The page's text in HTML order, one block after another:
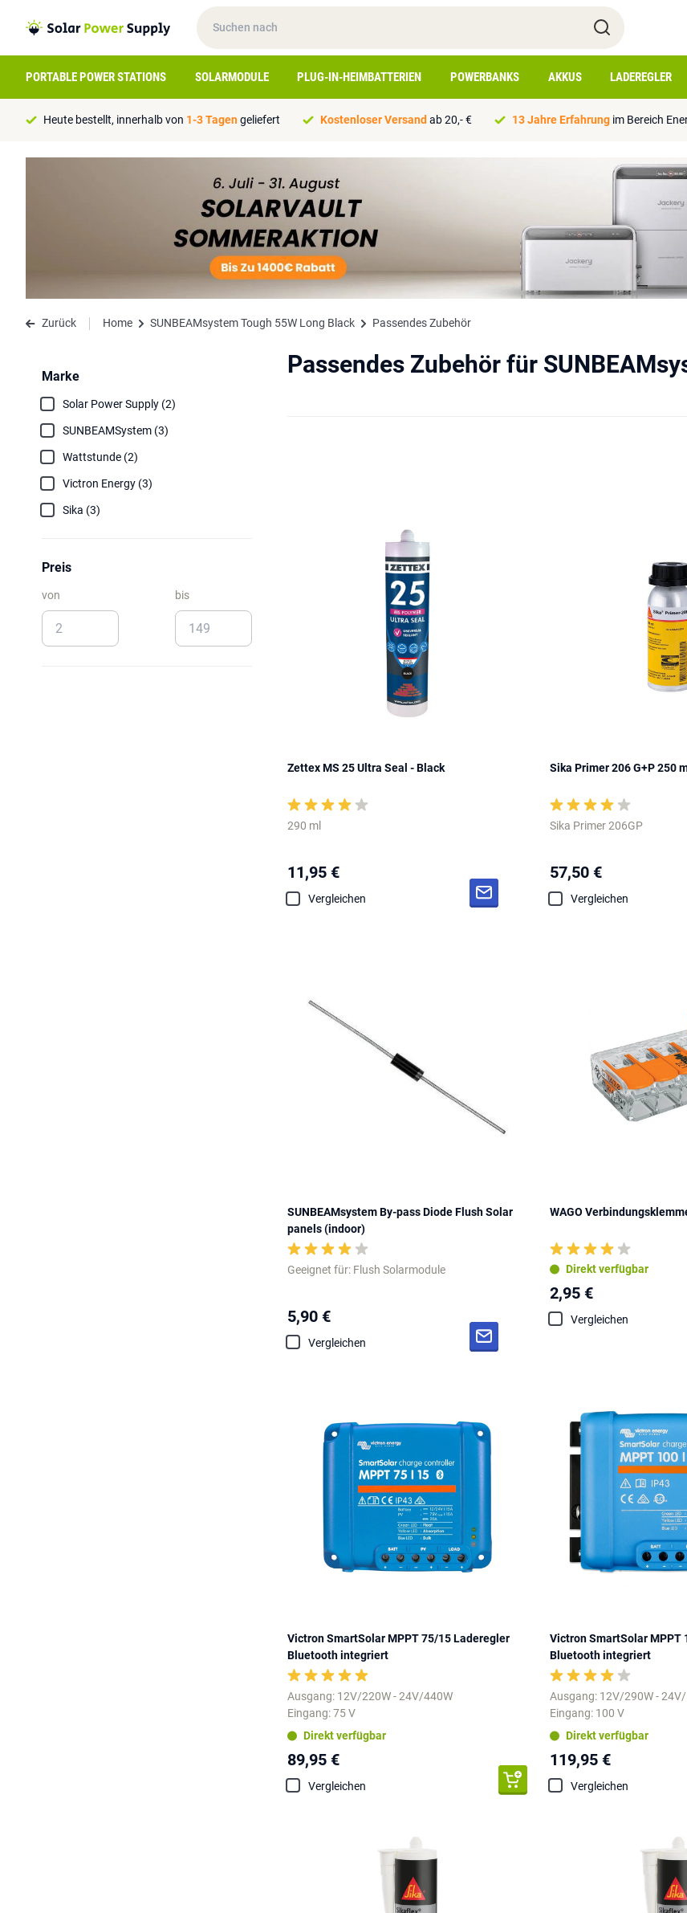
PORTABLE POWER STATIONS SOLARMODULE PLUG-IN-HEIMBATTERIEN POWERBANKS AKKUS LADEREGLER
Heute bestellt, innerhalb von 1-3 Tagengeliefert Kostenloser Versand ab 20,- € 13 Jahre Erfahrung im Bereich
Zurück Home SUNBEAMsystem Tough 55W Long Black Passendes Zubehör
Marke
Solar Power Supply (2)
SUNBEAMSystem (3)
Wattstunde (2)
Victron Energy (3)
Sika (3)
Preis
von bis
Passendes Zubehör für
Zettex MS 25 Ultra Seal - Black
290 ml
11,95 €
Vergleichen
Sika Primer 206 G+P 250
Sika Primer 206GP
57,50 €
Vergleichen
SUNBEAMsystem By-pass Diode Flush Solar
panels (indoor)
Geeignet für: Flush Solarmodule
5,90 €
Vergleichen
WAGO
Direkt verfügbar
2,95 €
Vergleichen
Victron SmartSolar MPPT 75/15 Laderegler
Bluetooth integriert
Ausgang: 12V/220W - 24V/440W
Eingang: 75 V
Direkt verfügbar
89,95 €
Vergleichen
Victron SmartSolar MPPT
Bluetooth integriert
Ausgang: 12V/290W -
Eingang: 100 V
Direkt verfügbar
119,95 €
Vergleichen